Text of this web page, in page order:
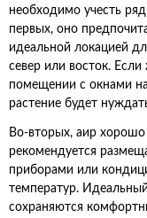
необходимо учесть
первых, оно
идеальной локацией
север или восток.
помещении с окнами
растение будет
Во-вторых, аир
рекомендуется
приборами или
температур.
сохраняются